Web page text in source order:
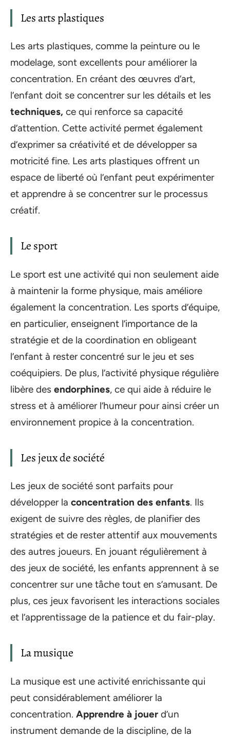
Les arts plastiques
Les arts plastiques, comme la peinture ou le
modelage, sont excellents pour améliorer la
concentration. En créant des œuvres d’art,
l’enfant doit se concentrer sur les détails et les
techniques, ce qui renforce sa capacité
d’attention. Cette activité permet également
d’exprimer sa créativité et de développer sa
motricité fine. Les arts plastiques offrent un
espace de liberté où l’enfant peut expérimenter
et apprendre à se concentrer sur le processus
créatif.
Le sport
Le sport est une activité qui non seulement aide
à maintenir la forme physique, mais améliore
également la concentration. Les sports d’équipe,
en particulier, enseignent l’importance de la
stratégie et de la coordination en obligeant
l’enfant à rester concentré sur le jeu et ses
coéquipiers. De plus, l’activité physique régulière
libère des endorphines, ce qui aide à réduire le
stress et à améliorer l’humeur pour ainsi créer un
environnement propice à la concentration.
Les jeux de société
Les jeux de société sont parfaits pour
développer la concentration des enfants. Ils
exigent de suivre des règles, de planifier des
stratégies et de rester attentif aux mouvements
des autres joueurs. En jouant régulièrement à
des jeux de société, les enfants apprennent à se
concentrer sur une tâche tout en s’amusant. De
plus, ces jeux favorisent les interactions sociales
et l’apprentissage de la patience et du fair-play.
La musique
La musique est une activité enrichissante qui
peut considérablement améliorer la
concentration. Apprendre à jouer d’un
instrument demande de la discipline, de la